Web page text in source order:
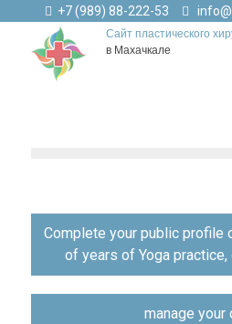
+7 (989) 88-222-53
Сайт пластического
в Махачкале
Навигация
записям
Complete your public profile
of years of Yoga
manage your